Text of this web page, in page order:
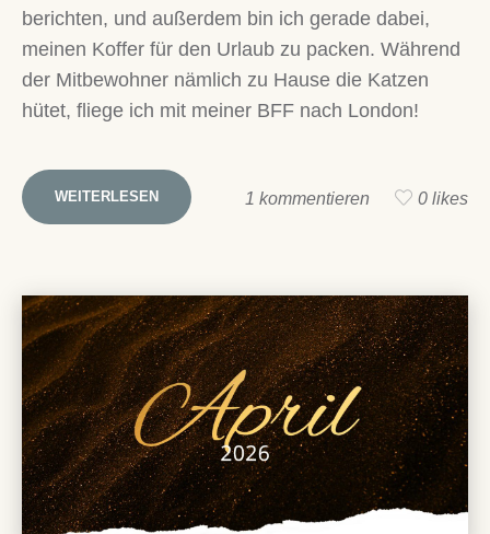
berichten, und außerdem bin ich gerade dabei,
meinen Koffer für den Urlaub zu packen. Während
der Mitbewohner nämlich zu Hause die Katzen
hütet, fliege ich mit meiner BFF nach London!
WEITERLESEN 1 kommentieren 0 likes